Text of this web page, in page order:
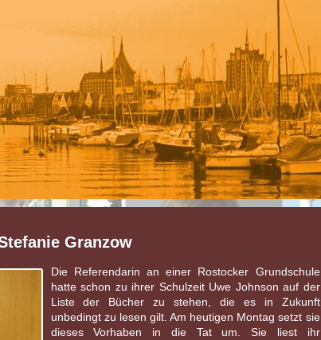
Granzow
Die Referendarin an einer Rostocker Grundschule
hatte schon zu ihrer Schulzeit Uwe Johnson auf der
Liste der Bücher zu stehen, die es in Zukunft
unbedingt zu lesen gilt. Am heutigen Montag setzt sie
dieses Vorhaben in die Tat um. Sie liest ihr